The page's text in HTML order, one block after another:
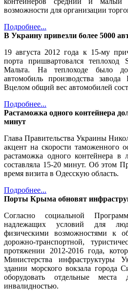
возможности для организации
Подробнее...
В Украину привезли более 5000
19 августа 2012 года к 15-му
порта пришвартовался
Мальта. На теплоходе было
автомобиль производства
Вцелом общий вес автомобилей
Подробнее...
Растаможка одного контейнера
минут
Глава Правительства Украины
акцент на скорости таможенного
растаможка одного контейнера в
составляла 15-20 минут. Об этом
время визита в Одесскую область.
Подробнее...
Порты Крыма обновят
Согласно социальной
надлежащих условий для
физическими возможностями к
дорожно-транспортной,
протяжении 2012-2016 года,
Министерства инфраструктуры
здании морского вокзала города
оборудовать отдельные
инвалидностью.